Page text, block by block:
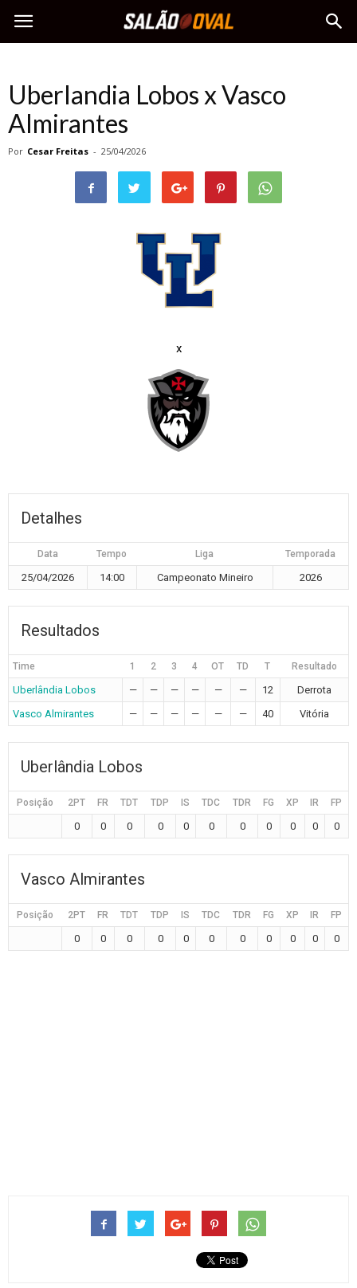
Uberlandia Lobos x Vasco
Almirantes
Por Cesar Freitas - 25/04/2026
x
Detalhes
Data Tempo Liga Temporada
25/04/2026 14:00 Campeonato Mineiro 2026
Resultados
Time 1 2 3 4 OT TD T Resultado
Uberlândia Lobos — — — — — — 12
Derrota
Vasco Almirantes
— — — — — — 40 Vitória
Uberlândia Lobos
Posição 2PT FR TDT TDP IS TDC TDR FG XP IR FP
0 0 0 0 0 0 0 0 0 0 0
Vasco Almirantes
Posição 2PT FR TDT TDP IS TDC TDR FG XP IR FP
0 0 0 0 0 0 0 0 0 0 0